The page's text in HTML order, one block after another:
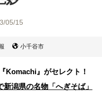
05/15
小千谷市
『Komachi』がセレクト！
潟県の名物「へぎそば」